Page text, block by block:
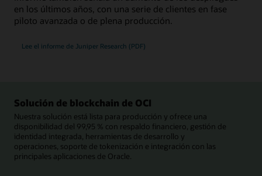
en los últimos años, con una serie de clientes en fase
piloto avanzada o de plena producción.
Lee el informe de Juniper Research (PDF)
Solución de blockchain de OCI
Nuestra solución está lista para producción y ofrece una
disponibilidad del 99,95 % con respaldo financiero, gestión de
identidad integrada, herramientas de desarrollo y
operaciones, soporte de tokenización e integración con las
principales aplicaciones de Oracle.